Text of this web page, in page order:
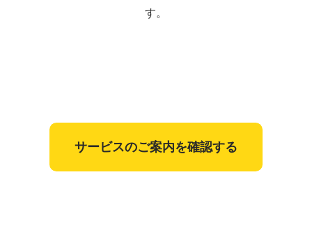
す。
サービスのご案内を確認する